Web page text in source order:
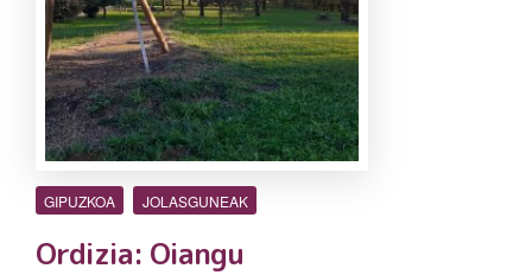
GIPUZKOA JOLASGUNEAK
Ordizia: Oiangu